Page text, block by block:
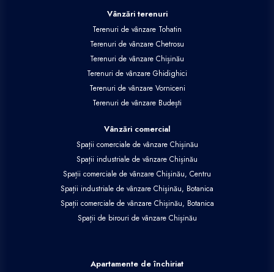
Vânzări terenuri
Terenuri de vânzare Tohatin
Terenuri de vânzare Chetrosu
Terenuri de vânzare Chișinău
Terenuri de vânzare Ghidighici
Terenuri de vânzare Vorniceni
Terenuri de vânzare Budești
Vânzări comercial
Spații comerciale de vânzare Chișinău
Spații industriale de vânzare Chișinău
Spații comerciale de vânzare Chișinău, Centru
Spații industriale de vânzare Chișinău, Botanica
Spații comerciale de vânzare Chișinău, Botanica
Spații de birouri de vânzare Chișinău
Apartamente de închiriat